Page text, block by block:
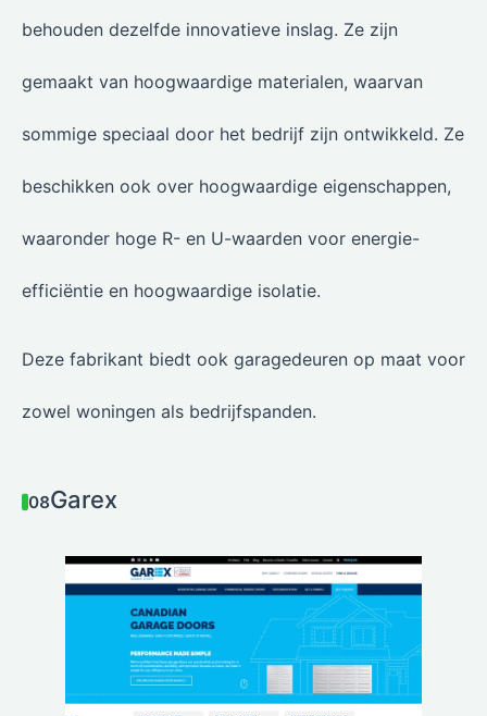
behouden dezelfde innovatieve inslag. Ze zijn
gemaakt van hoogwaardige materialen, waarvan
sommige speciaal door het bedrijf zijn ontwikkeld. Ze
beschikken ook over hoogwaardige eigenschappen,
waaronder hoge R- en U-waarden voor energie-
efficiëntie en hoogwaardige isolatie.
Deze fabrikant biedt ook garagedeuren op maat voor
zowel woningen als bedrijfspanden.
08Garex